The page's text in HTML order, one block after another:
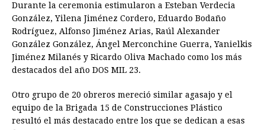
Durante la ceremonia estimularon a Esteban Verdecia
González, Yilena Jiménez Cordero, Eduardo Bodaño
Rodríguez, Alfonso Jiménez Arias, Raúl Alexander
González González, Ángel Merconchine Guerra, Yanielkis
Jiménez Milanés y Ricardo Oliva Machado como los más
destacados del año DOS MIL 23.
Otro grupo de 20 obreros mereció similar agasajo y el
equipo de la Brigada 15 de Construcciones Plástico
resultó el más destacado entre los que se dedican a esas